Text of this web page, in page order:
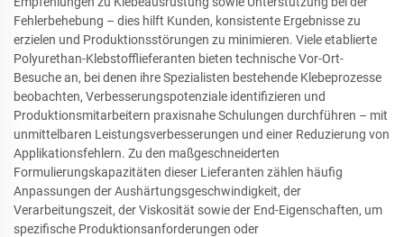
Fehlerbehebung – dies hilft Kunden, konsistente Ergebnisse zu
erzielen und Produktionsstörungen zu minimieren. Viele etablierte
Polyurethan-Klebstofflieferanten bieten technische Vor-Ort-
Besuche an, bei denen ihre Spezialisten bestehende Klebeprozesse
beobachten, Verbesserungspotenziale identifizieren und
Produktionsmitarbeitern praxisnahe Schulungen durchführen – mit
unmittelbaren Leistungsverbesserungen und einer Reduzierung von
Applikationsfehlern. Zu den maßgeschneiderten
Formulierungskapazitäten dieser Lieferanten zählen häufig
Anpassungen der Aushärtungsgeschwindigkeit, der
Verarbeitungszeit, der Viskosität sowie der End-Eigenschaften, um
spezifische Produktionsanforderungen oder